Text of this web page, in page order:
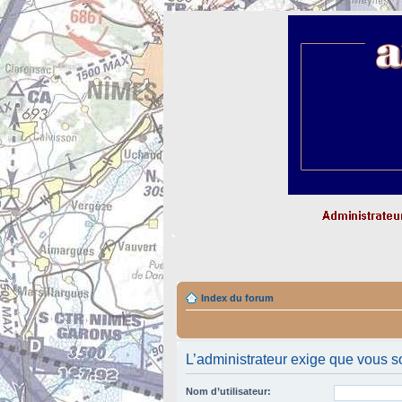
Index du forum
L’administrateur exige que vous
Nom d’utilisateur: